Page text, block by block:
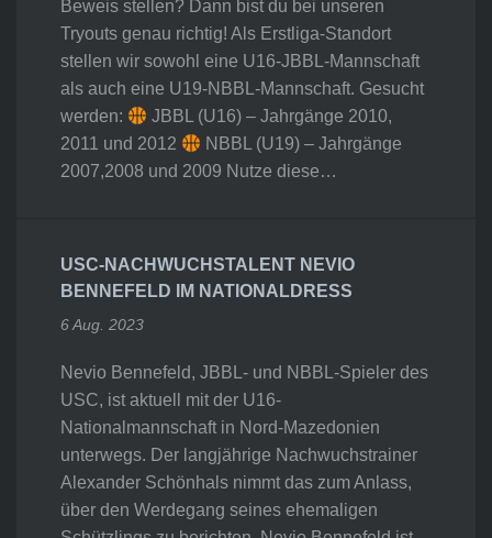
Beweis stellen? Dann bist du bei unseren
Tryouts genau richtig! Als Erstliga-Standort
stellen wir sowohl eine U16-JBBL-Mannschaft
als auch eine U19-NBBL-Mannschaft. Gesucht
werden:
JBBL (U16) – Jahrgänge 2010,
2011 und 2012
NBBL (U19) – Jahrgänge
2007,2008 und 2009 Nutze diese…
USC-NACHWUCHSTALENT NEVIO
BENNEFELD IM NATIONALDRESS
6 Aug. 2023
Nevio Bennefeld, JBBL- und NBBL-Spieler des
USC, ist aktuell mit der U16-
Nationalmannschaft in Nord-Mazedonien
unterwegs. Der langjährige Nachwuchstrainer
Alexander Schönhals nimmt das zum Anlass,
über den Werdegang seines ehemaligen